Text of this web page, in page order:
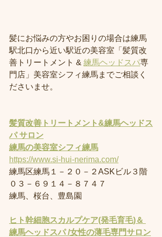
髪にお悩みの方やお困りの場合は練馬
駅北口から近い駅近の美容室「髪質改
善トリートメント & 練馬ヘッドスパ専
門店」美容室シフィ練馬までご相談く
ださいませ。
髪質改善トリートメント&練馬ヘッドス
パ サロン
練馬の美容室シフィ練馬
https://www.si-hui-nerima.com/
練馬区練馬１－２０－２ASKビル３階
０３－６９１４－８７４７
練馬、桜台、豊島園
ヒト幹細胞スカルプケア(発毛育毛)＆
練馬ヘッドスパ /女性の薄毛専門サロン